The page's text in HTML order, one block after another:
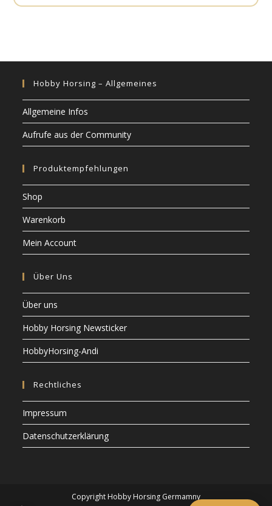
Hobby Horsing – Allgemeines
Allgemeine Infos
Aufrufe aus der Community
Produktempfehlungen
Shop
Warenkorb
Mein Account
Über Uns
Über uns
Hobby Horsing Newsticker
HobbyHorsing-Andi
Rechtliches
Impressum
Datenschutzerklärung
Copyright Hobby Horsing Germamny